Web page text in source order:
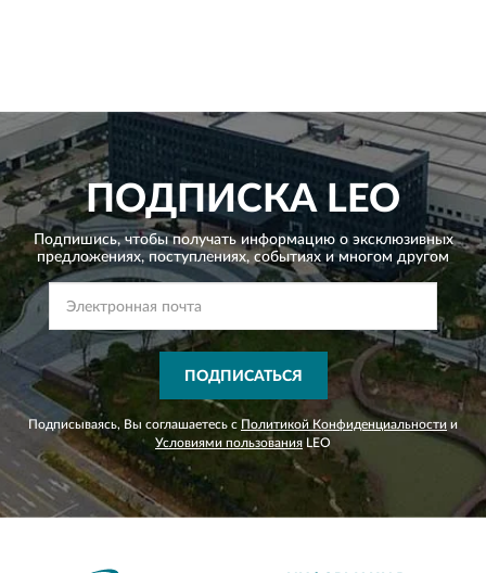
ПОДПИСКАLEO
Подпишись, чтобы получать информацию о эксклюзивных
предложениях,поступлениях, событиях и многом другом
ПОДПИСАТЬСЯ
Подписываясь, Вы соглашаетесь с Политикой Конфиденциальности и
Условиями пользования LEO